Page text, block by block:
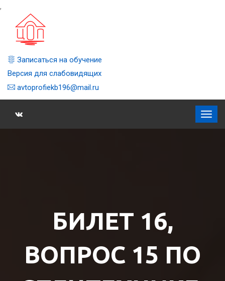
,
Записаться на обучение
Версия для слабовидящих
avtoprofiekb196@mail.ru
БИЛЕТ 16,
ВОПРОС 15 ПО